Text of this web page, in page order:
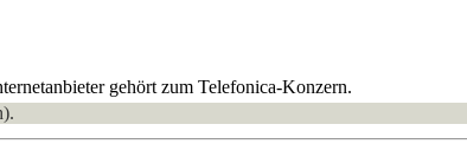
gehört zum Telefonica-Konzern.